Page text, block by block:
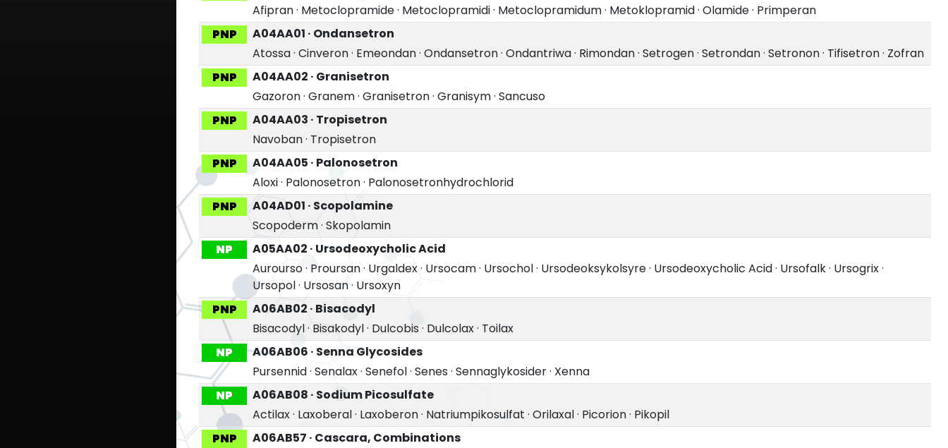
Afipran· Metoclopramide· Metoclopramidi· Metoclopramidum· Metoklopramid· Olamide· Primperan
PNP
A04AA01 · Ondansetron
Atossa· Cinveron· Emeondan· Ondansetron· Ondantriwa· Rimondan· Setrogen· Setrondan· Setronon· Tifisetron· Zofran
PNP
A04AA02 · Granisetron
Gazoron· Granem· Granisetron· Granisym· Sancuso
PNP
A04AA03 · Tropisetron
Navoban· Tropisetron
PNP
A04AA05 · Palonosetron
Aloxi· Palonosetron· Palonosetronhydrochlorid
PNP
A04AD01 · Scopolamine
Scopoderm· Skopolamin
NP
A05AA02 · Ursodeoxycholic Acid
Aurourso· Proursan· Urgaldex· Ursocam· Ursochol· Ursodeoksykolsyre· Ursodeoxycholic Acid· Ursofalk· Ursogrix·
Ursopol· Ursosan· Ursoxyn
PNP
A06AB02 · Bisacodyl
Bisacodyl· Bisakodyl· Dulcobis · Dulcolax· Toilax
NP
A06AB06 · Senna Glycosides
Pursennid· Senalax· Senefol· Senes · Sennaglykosider· Xenna
NP
A06AB08 · Sodium Picosulfate
Actilax· Laxoberal· Laxoberon· Natriumpikosulfat · Orilaxal· Picorion· Pikopil
PNP
A06AB57 · Cascara, Combinations